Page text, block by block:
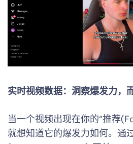
实时视频数据：洞察爆发力，
当一个视频出现在你的“推荐
就想知道它的爆发力如何。通